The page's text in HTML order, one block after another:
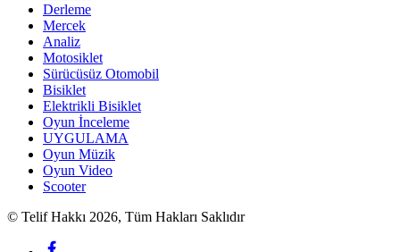
Derleme
Mercek
Analiz
Motosiklet
Sürücüsüz Otomobil
Bisiklet
Elektrikli Bisiklet
Oyun İnceleme
UYGULAMA
Oyun Müzik
Oyun Video
Scooter
© Telif Hakkı 2026, Tüm Hakları Saklıdır